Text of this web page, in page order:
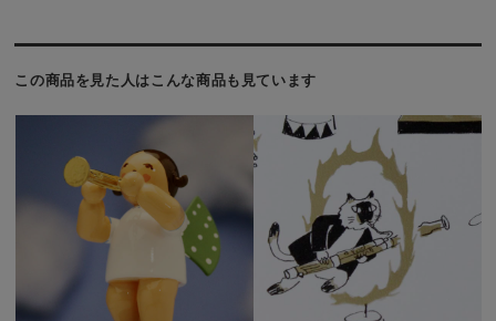
この商品を見た人はこんな商品も見ています